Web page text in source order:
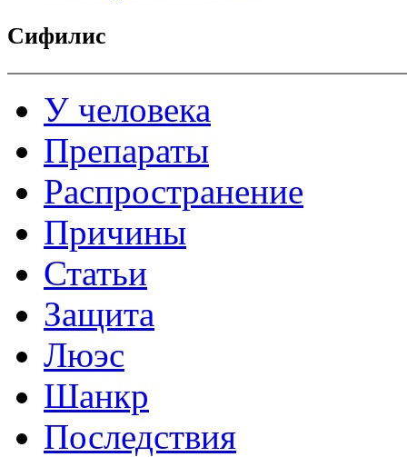
Сифилис
У человека
Препараты
Распространение
Причины
Статьи
Защита
Люэс
Шанкр
Последствия